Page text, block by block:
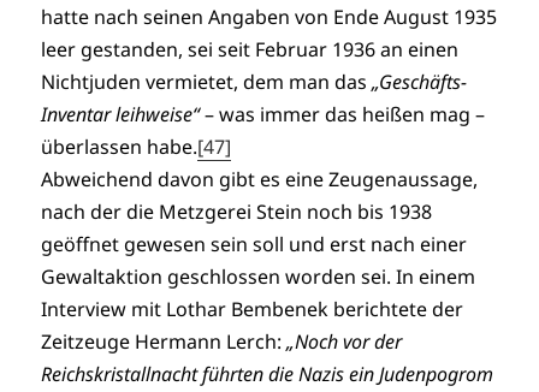
hatte nach seinen Angaben von Ende August 1935
leer gestanden, sei seit Februar 1936 an einen
Nichtjuden vermietet, dem man das„Geschäfts-
Inventar leihweise“– was immer das heißen mag –
überlassen habe.[47]
Abweichend davon gibt es eine Zeugenaussage,
nach der die Metzgerei Stein noch bis 1938
geöffnet gewesen sein soll und erst nach einer
Gewaltaktion geschlossen worden sei. In einem
Interview mit Lothar Bembenek berichtete der
Zeitzeuge Hermann Lerch:„Noch vor der
Reichskristallnacht führten die Nazis ein Judenpogrom